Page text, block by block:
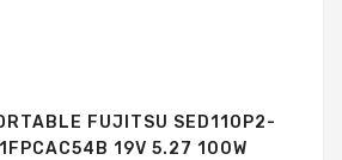
FUJITSU SED110P2-
19V 5.27 100W